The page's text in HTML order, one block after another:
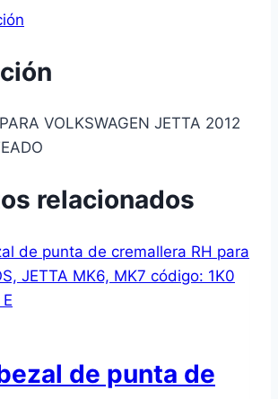
VOLKSWAGEN JETTA 2012
relacionados
de punta de